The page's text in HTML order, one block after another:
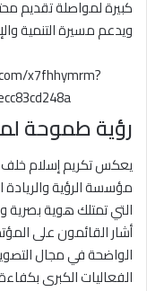
كبيرة لمواصلة تقديم
ويدعم مسيرة التنمية
x7fhhymrm?
رؤية طموحة
مؤسسة الرؤية والريادة
التي تمتلك هوية بصرية
أشار القائمون على
الواضحة في مجال
الفعاليات الكبرى